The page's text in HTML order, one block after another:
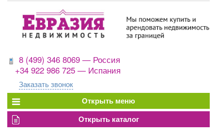
8 (499) 346 8069 — Россия
+34 922 986 725 — Испания
Заказать звонок